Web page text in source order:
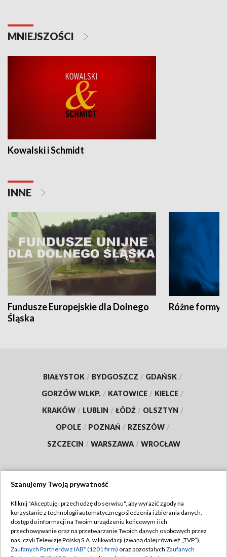
MNIEJSZOŚCI
Kowalski i Schmidt
INNE
Fundusze Europejskie dla Dolnego
Śląska
Różne formy
BIAŁYSTOK / BYDGOSZCZ / GDAŃSK /
GORZÓW WLKP. / KATOWICE / KIELCE /
KRAKÓW / LUBLIN / ŁÓDŹ / OLSZTYN /
OPOLE / POZNAŃ / RZESZÓW /
SZCZECIN / WARSZAWA / WROCŁAW
TVP
Abonament TVP
Emisja w TVP
Regulamin TVP
Polityka prywatności
Szanujemy Twoją prywatność
Kliknij "Akceptuję i przechodzę do serwisu", aby wyrazić zgody na
korzystanie z technologii automatycznego śledzenia i zbierania danych,
dostęp do informacji na Twoim urządzeniu końcowym i ich
przechowywanie oraz na przetwarzanie Twoich danych osobowych przez
nas, czyli Telewizję Polską S.A. w likwidacji (zwaną dalej również „TVP”),
Zaufanych Partnerów z IAB* (1201 firm) oraz pozostałych Zaufanych